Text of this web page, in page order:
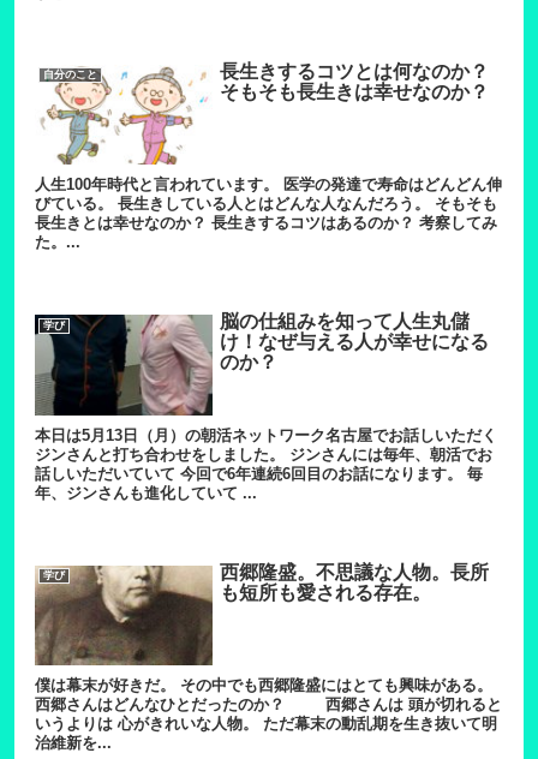
自分のこと
長生きするコツとは何なのか？
そもそも長生きは幸せなのか？
人生100年時代と言われています。 医学の発達で寿命はどんどん伸
びている。 長生きしている人とはどんな人なんだろう。 そもそも
長生きとは幸せなのか？ 長生きするコツはあるのか？ 考察してみ
た。...
学び
脳の仕組みを知って人生丸儲
け！なぜ与える人が幸せになる
のか？
本日は5月13日（月）の朝活ネットワーク名古屋でお話しいただく
ジンさんと打ち合わせをしました。 ジンさんには毎年、朝活でお
話しいただいていて 今回で6年連続6回目のお話になります。 毎
年、ジンさんも進化していて ...
学び
西郷隆盛。不思議な人物。長所
も短所も愛される存在。
僕は幕末が好きだ。 その中でも西郷隆盛にはとても興味がある。
西郷さんはどんなひとだったのか？ 西郷さんは 頭が切れると
いうよりは 心がきれいな人物。 ただ幕末の動乱期を生き抜いて明
治維新を...